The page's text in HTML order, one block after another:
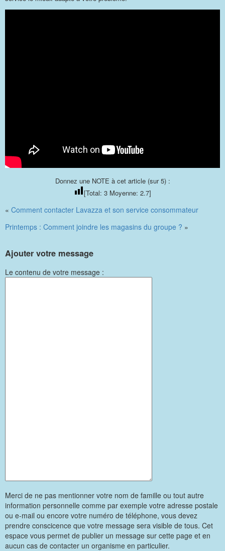
Donnez une NOTE à cet article (sur 5) :
[Total: 3 Moyenne: 2.7]
« Comment contacter Lavazza et son service consommateur
Printemps : Comment joindre les magasins du groupe ? »
Ajouter votre message
Le contenu de votre message :
Merci de ne pas mentionner votre nom de famille ou tout autre
information personnelle comme par exemple votre adresse postale
ou e-mail ou encore votre numéro de téléphone, vous devez
prendre conscicence que votre message sera visible de tous. Cet
espace vous permet de publier un message sur cette page et en
aucun cas de contacter un organisme en particulier.